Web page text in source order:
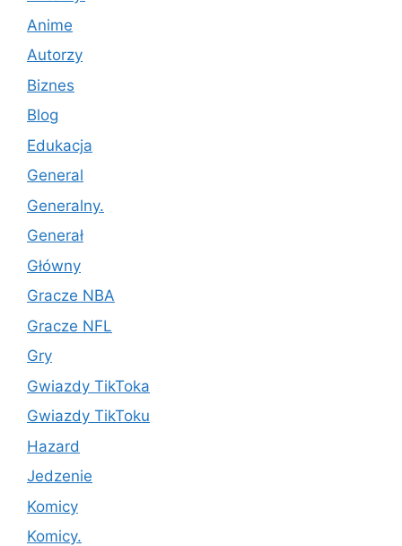
Anime
Autorzy
Biznes
Blog
Edukacja
General
Generalny.
Generał
Główny
Gracze NBA
Gracze NFL
Gry
Gwiazdy TikToka
Gwiazdy TikToku
Hazard
Jedzenie
Komicy
Komicy.